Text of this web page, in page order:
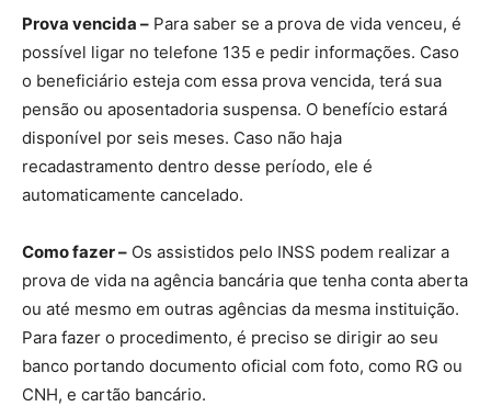
Prova vencida – Para saber se a prova de vida venceu, é
possível ligar no telefone 135 e pedir informações. Caso
o beneficiário esteja com essa prova vencida, terá sua
pensão ou aposentadoria suspensa. O benefício estará
disponível por seis meses. Caso não haja
recadastramento dentro desse período, ele é
automaticamente cancelado.
Como fazer – Os assistidos pelo INSS podem realizar a
prova de vida na agência bancária que tenha conta aberta
ou até mesmo em outras agências da mesma instituição.
Para fazer o procedimento, é preciso se dirigir ao seu
banco portando documento oficial com foto, como RG ou
CNH, e cartão bancário.